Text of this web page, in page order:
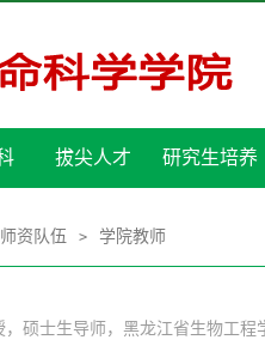
拔尖人才 研究生培养
师资队伍 > 学院教师
硕士生导师，黑龙江省生物工程